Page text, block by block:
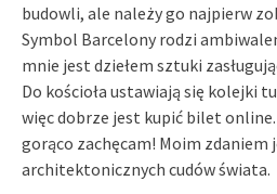
budowli, ale należy go najpierw
Symbol Barcelony rodzi
mnie jest dziełem sztuki
Do kościoła ustawiają się kolejki
więc dobrze jest kupić bilet
gorąco zachęcam! Moim zdaniem
architektonicznych cudów świata.